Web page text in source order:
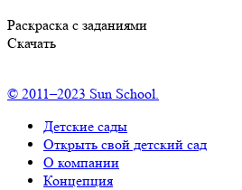
Раскраска с заданиями
Скачать
© 2011–2023 Sun School.
Детские сады
Открыть свой детский сад
О компании
Концепция